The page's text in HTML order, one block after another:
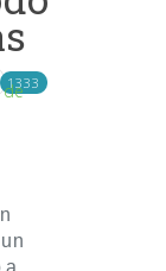
de
1333